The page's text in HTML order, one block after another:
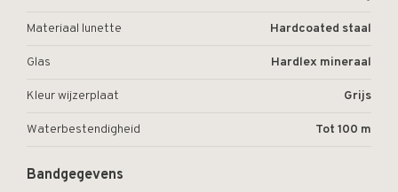
Materiaal lunette Hardcoated staal
Glas Hardlex mineraal
Kleur wijzerplaat Grijs
Waterbestendigheid Tot 100 m
Bandgegevens